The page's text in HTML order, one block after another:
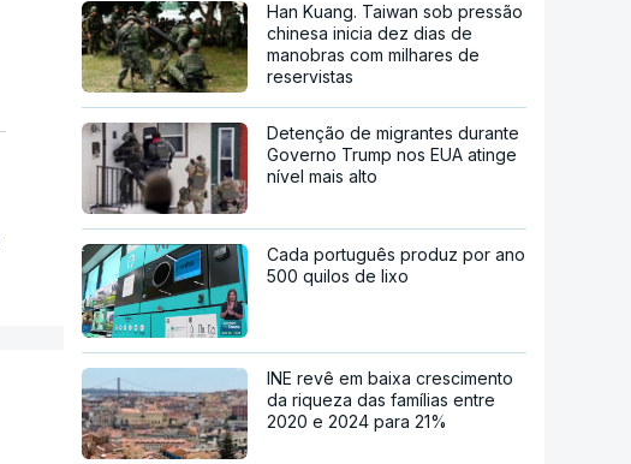
Han Kuang. Taiwan sob pressão
chinesa inicia dez dias de
manobras com milhares de
reservistas
Detenção de migrantes durante
Governo Trump nos EUA atinge
nível mais alto
Cada português produz por ano
500 quilos de lixo
INE revê em baixa crescimento
da riqueza das famílias entre
2020 e 2024 para 21%